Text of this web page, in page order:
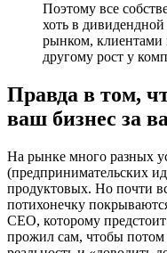
Поэтому все
хоть в
рынком,
другому рост у
Правда в том,
ваш бизнес за
На рынке много разных
(предпринимательских
продуктовых. Но почти
потихонечку
CEO, которому
прожил сам, чтобы потом